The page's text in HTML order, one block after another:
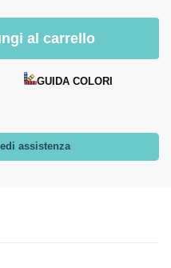
al carrello
GUIDA COLORI
assistenza